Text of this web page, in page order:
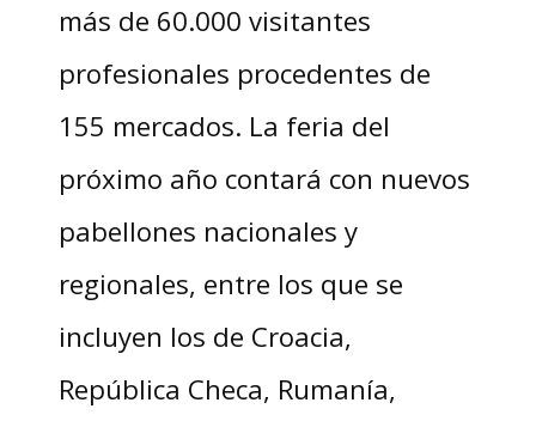
más de 60.000 visitantes
profesionales procedentes de
155 mercados. La feria del
próximo año contará con nuevos
pabellones nacionales y
regionales, entre los que se
incluyen los de Croacia,
República Checa, Rumanía,